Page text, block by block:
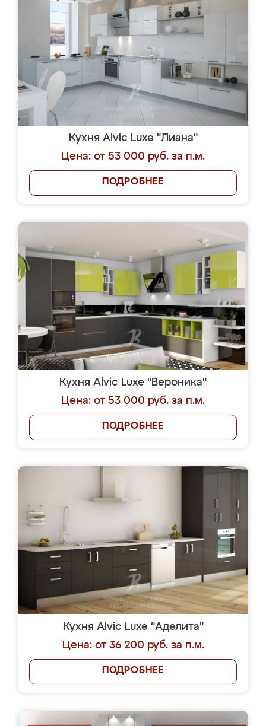
Кухня Alvic Luxe "Лиана"
Цена: от 53 000 руб. за п.м.
ПОДРОБНЕЕ
Кухня Alvic Luxe "Вероника"
Цена: от 53 000 руб. за п.м.
ПОДРОБНЕЕ
Кухня Alvic Luxe "Аделита"
Цена: от 36 200 руб. за п.м.
ПОДРОБНЕЕ